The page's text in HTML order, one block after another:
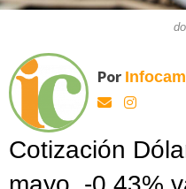
Por
Cotización